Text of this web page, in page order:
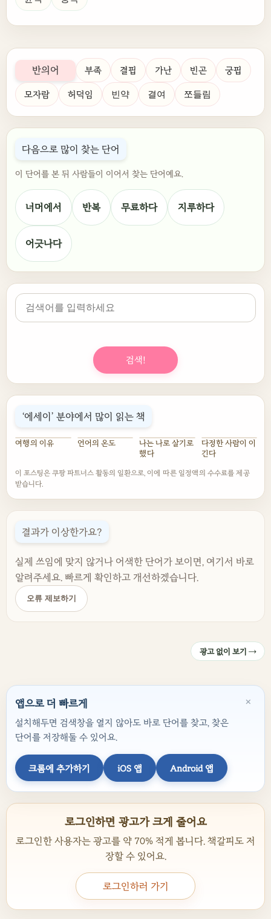
반의어 부족 결핍 가난 빈곤 궁핍
모자람 허덕임 빈약 결여 쪼들림
다음으로 많이 찾는 단어
이 단어를 본 뒤 사람들이 이어서 찾는 단어예요.
너머에서 반복 무료하다 지루하다
어긋나다
검색!
‘에세이’ 분야에서 많이 읽는 책
여행의 이유 언어의 온도
나는 나로 살기로
했다
다정한 사람이 이
긴다
이 포스팅은 쿠팡 파트너스 활동의 일환으로, 이에 따른 일정액의 수수료를 제공
받습니다.
결과가 이상한가요?
실제 쓰임에 맞지 않거나 어색한 단어가 보이면, 여기서 바로
알려주세요. 빠르게 확인하고 개선하겠습니다.
오류 제보하기
광고 없이 보기 →
×
앱으로 더 빠르게
설치해두면 검색창을 열지 않아도 바로 단어를 찾고, 찾은
단어를 저장해둘 수 있어요.
크롬에 추가하기 iOS 앱 Android 앱
로그인하면 광고가 크게 줄어요
로그인한 사용자는 광고를 약 70% 적게 봅니다. 책갈피도 저
장할 수 있어요.
로그인하러 가기